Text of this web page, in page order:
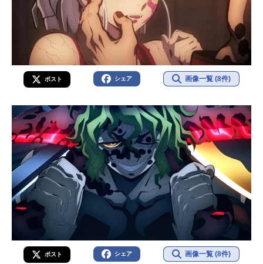
ポスト シェア 画像一覧 (8件)
ポスト シェア 画像一覧 (8件)